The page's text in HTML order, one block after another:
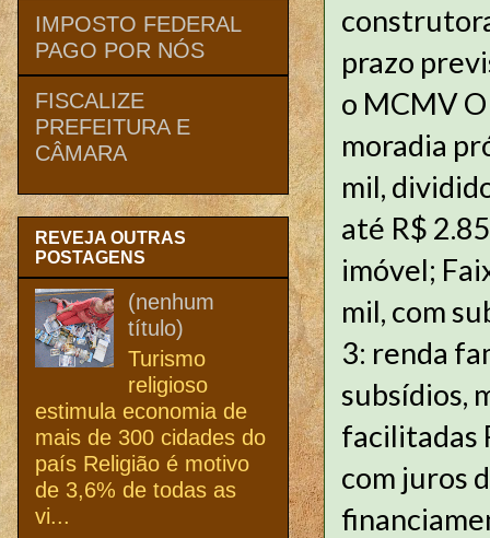
prazo
o MCMV
moradia
mil,
até R$
imóvel;
mil, com
3: renda
subsídios,
facilitadas
com juros
IMPOSTO FEDERAL
PAGO POR NÓS
FISCALIZE
PREFEITURA E
CÂMARA
REVEJA OUTRAS
POSTAGENS
(nenhum
título)
Turismo
religioso
estimula economia de
mais de 300 cidades do
país Religião é motivo
de 3,6% de todas as
vi...